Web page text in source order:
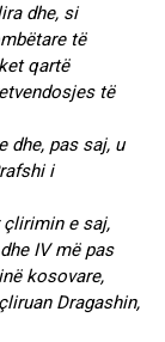
dhe, si
të
qartë
të
dhe, pas saj, u
i
çlirimin e saj,
IV më pas
kosovare,
Dragashin,